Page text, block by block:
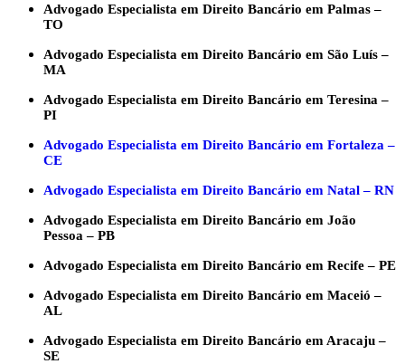
Advogado Especialista em Direito Bancário em Palmas –
TO
Advogado Especialista em Direito Bancário em São Luís –
MA
Advogado Especialista em Direito Bancário em Teresina –
PI
Advogado Especialista em Direito Bancário em Fortaleza –
CE
Advogado Especialista em Direito Bancário em Natal – RN
Advogado Especialista em Direito Bancário em João
Pessoa – PB
Advogado Especialista em Direito Bancário em Recife – PE
Advogado Especialista em Direito Bancário em Maceió –
AL
Advogado Especialista em Direito Bancário em Aracaju –
SE